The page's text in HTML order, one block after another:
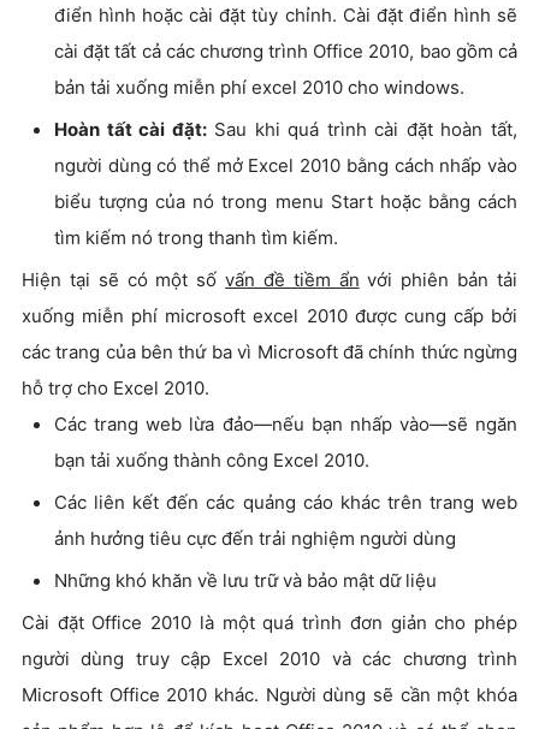
điển hình hoặc cài đặt tùy chỉnh. Cài đặt điển hình sẽ
cài đặt tất cả các chương trình Office 2010, bao gồm cả
bản tải xuống miễn phí excel 2010 cho windows.
Hoàn tất cài đặt:Sau khi quá trình cài đặt hoàn tất,
người dùng có thể mở Excel 2010 bằng cách nhấp vào
biểu tượng của nó trong menu Start hoặc bằng cách
tìm kiếm nó trong thanh tìm kiếm.
Hiện tại sẽ có một sốvấn đề tiềm ẩn với phiên bản tải
xuống miễn phí microsoft excel 2010 được cung cấp bởi
các trang của bên thứ ba vì Microsoft đã chính thức ngừng
hỗ trợ cho Excel 2010.
Các trang web lừa đảo—nếu bạn nhấp vào—sẽ ngăn
bạn tải xuống thành công Excel 2010.
Các liên kết đến các quảng cáo khác trên trang web
ảnh hưởng tiêu cực đến trải nghiệm người dùng
Những khó khăn về lưu trữ và bảo mật dữ liệu
Cài đặt Office 2010 là một quá trình đơn giản cho phép
người dùng truy cập Excel 2010 và các chương trình
Microsoft Office 2010 khác. Người dùng sẽ cần một khóa